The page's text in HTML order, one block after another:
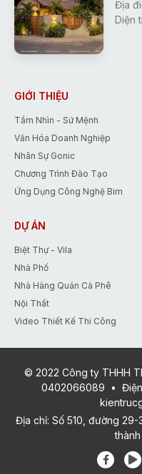
Địa
Diện
GIỚI THIỆU
Tầm Nhìn - Sứ Mệnh
Văn Hóa Doanh Nghiệp
Nhân Sự Gonic
Chương Trình Đào Tạo
Ứng Dụng Công Nghệ Bim
DỰ ÁN
Biệt Thự - Vila
Nhà Phố
Nhà Hàng Quán Cà Phê
Nội Thất
Video Thiết Kế Thi Công
© 2022 Công ty THHH
0402066089
•
Địa chỉ: Số 510, đường 29-